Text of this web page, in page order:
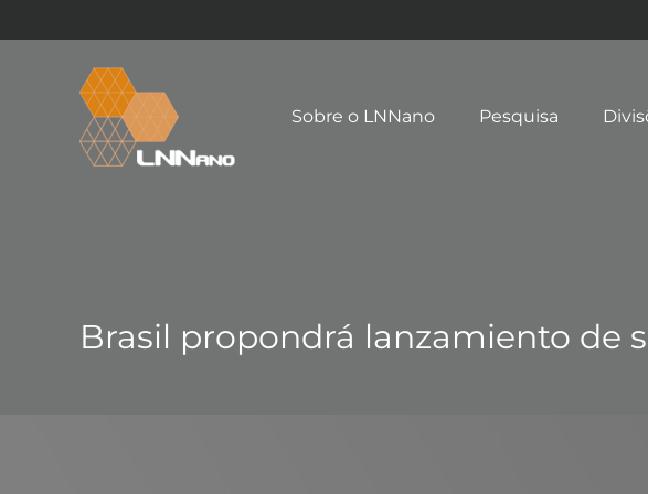
Sobre o LNNano Pesquisa
Brasil propondrá lanzamiento de